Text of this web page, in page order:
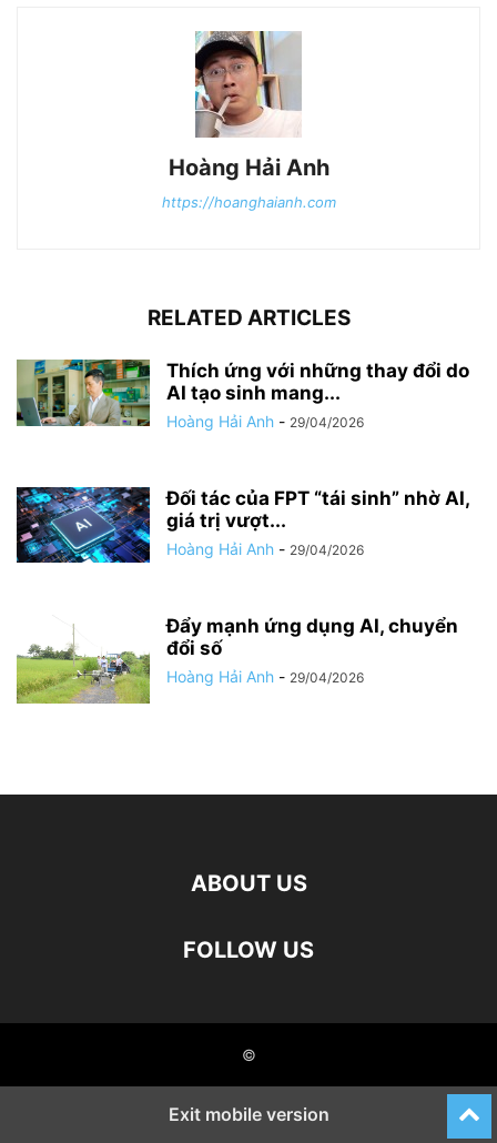
Hoàng Hải Anh
https://hoanghaianh.com
RELATED ARTICLES
Thích ứng với những thay đổi do
AI tạo sinh mang...
Hoàng Hải Anh - 29/04/2026
Đối tác của FPT “tái sinh” nhờ AI,
giá trị vượt...
Hoàng Hải Anh - 29/04/2026
Đẩy mạnh ứng dụng AI, chuyển
đổi số
Hoàng Hải Anh - 29/04/2026
ABOUT US
FOLLOW US
©
Exit mobile version